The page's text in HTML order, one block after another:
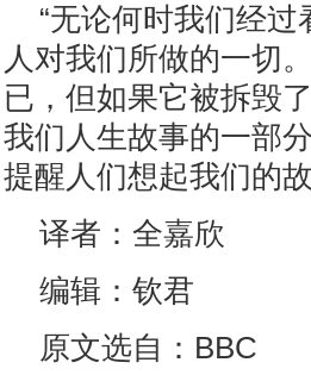
“无论何时我们经
人对我们所做的一切
已，但如果它被拆毁
我们人生故事的一部
提醒人们想起我们的
译者：全嘉欣
编辑：钦君
原文选自：BBC